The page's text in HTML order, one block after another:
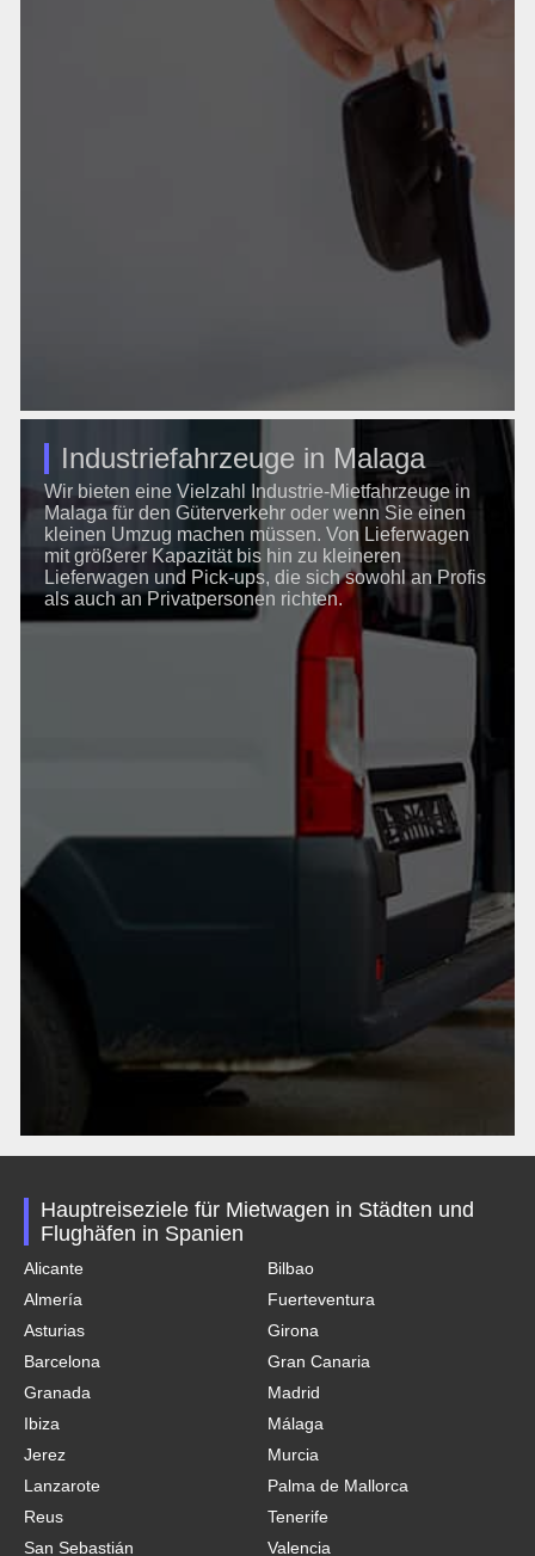
Industriefahrzeuge in Malaga
Wir bieten eine Vielzahl Industrie-Mietfahrzeuge in
Malaga für den Güterverkehr oder wenn Sie einen
kleinen Umzug machen müssen. Von Lieferwagen
mit größerer Kapazität bis hin zu kleineren
Lieferwagen und Pick-ups, die sich sowohl an Profis
als auch an Privatpersonen richten.
Hauptreiseziele für Mietwagen in Städten und
Flughäfen in Spanien
Alicante
Almería
Asturias
Barcelona
Bilbao
Fuerteventura
Girona
Gran Canaria
Granada
Ibiza
Jerez
Lanzarote
Madrid
Málaga
Murcia
Palma de Mallorca
Reus
San Sebastián
Tenerife
Valencia